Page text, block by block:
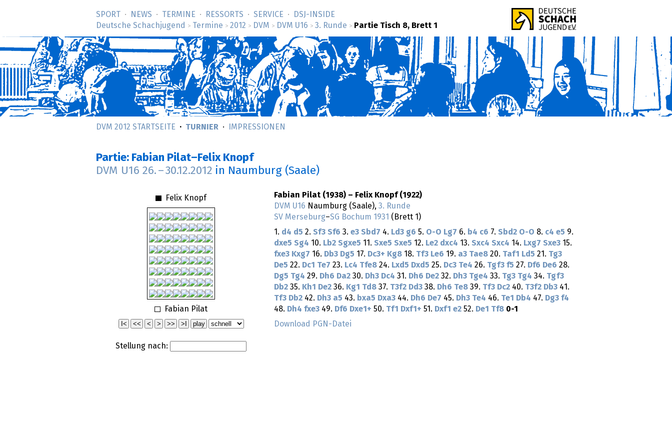
SPORT NEWS TERMINE RESSORTS SERVICE
DSJ-­INSIDE
Deutsche Schachjugend
> Termine > 2012 > DVM > DVM U16 > 3. Runde > Partie Tisch 8, Brett 1
DVM 2012 STARTSEITE TURNIER IMPRESSIONEN
Partie: Fabian Pilat–Felix Knopf
DVM U16 26. –30.12.2012 in Naumburg (Saale)
Felix Knopf
Fabian Pilat
Stellung nach:
Fabian Pilat (1938) – Felix Knopf (1922)
DVM U16 Naumburg (Saale), 3. Runde
SV Merseburg–SG Bochum 1931 (Brett 1)
1. d4 d5 2. Sf3 Sf6 3. e3 Sbd7 4. Ld3 g6 5. O-O Lg7 6. b4 c6 7. Sbd2 O-O 8. c4 e5 9.
dxe5 Sg4 10. Lb2 Sgxe5 11. Sxe5 Sxe5 12. Le2 dxc4 13. Sxc4 Sxc4 14. Lxg7 Sxe3 15.
fxe3 Kxg7 16. Db3 Dg5 17. Dc3+ Kg8 18. Tf3 Le6 19. a3 Tae8 20. Taf1 Ld5 21. Tg3
De5 22. Dc1 Te7 23. Lc4 Tfe8 24. Lxd5 Dxd5 25. Dc3 Te4 26. Tgf3 f5 27. Df6 De6 28.
Dg5 Tg4 29. Dh6 Da2 30. Dh3 Dc4 31. Dh6 De2 32. Dh3 Tge4 33. Tg3 Tg4 34. Tgf3
Db2 35. Kh1 De2 36. Kg1 Td8 37. T3f2 Dd3 38. Dh6 Te8 39. Tf3 Dc2 40. T3f2 Db3 41.
Tf3 Db2 42. Dh3 a5 43. bxa5 Dxa3 44. Dh6 De7 45. Dh3 Te4 46. Te1 Db4 47. Dg3 f4
48. Dh4 fxe3 49. Df6 Dxe1+ 50. Tf1 Dxf1+ 51. Dxf1 e2 52. De1 Tf8 0-1
Download PGN-Datei